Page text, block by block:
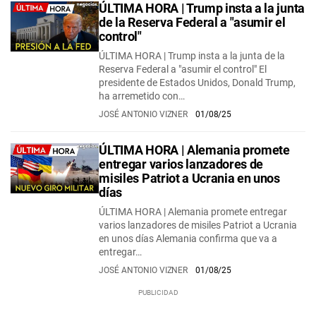
ÚLTIMA HORA | Trump insta a la junta
de la Reserva Federal a "asumir el
control"
ÚLTIMA HORA | Trump insta a la junta de la
Reserva Federal a "asumir el control" El
presidente de Estados Unidos, Donald Trump,
ha arremetido con…
JOSÉ ANTONIO VIZNER 01/08/25
ÚLTIMA HORA | Alemania promete
entregar varios lanzadores de
misiles Patriot a Ucrania en unos
días
ÚLTIMA HORA | Alemania promete entregar
varios lanzadores de misiles Patriot a Ucrania
en unos días Alemania confirma que va a
entregar…
JOSÉ ANTONIO VIZNER 01/08/25